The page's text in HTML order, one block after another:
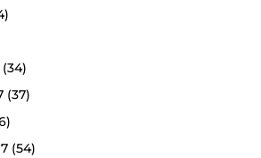
(37)
(54)